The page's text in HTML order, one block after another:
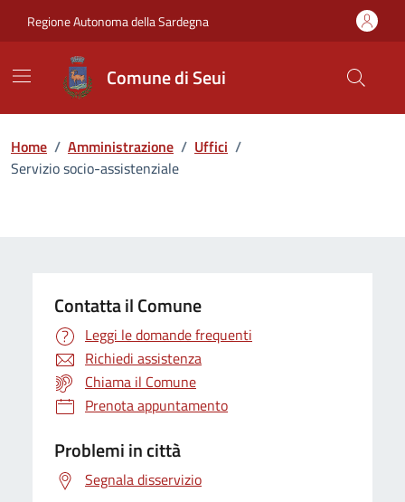
Regione Autonoma della Sardegna
Comune di Seui
Home / Amministrazione / Uffici /
Servizio socio-assistenziale
Contatta il Comune
Leggi le domande frequenti
Richiedi assistenza
Chiama il Comune
Prenota appuntamento
Problemi in città
Segnala disservizio